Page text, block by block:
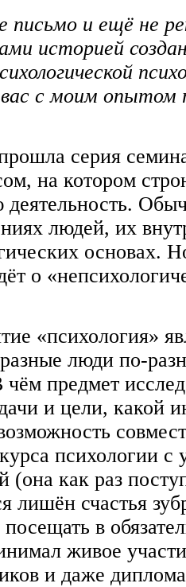
и ещё не
историей
с моим опытом
серия
на котором
людей, их
основах.
о
«психология»
люди по-
предмет
и цели, какой
психологии с
(она как раз
лишён счастья
в
живое
и даже